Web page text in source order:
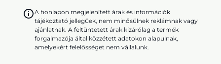
A honlapon megjelenített árak és információk
tájékoztató jellegűek, nem minősülnek reklámnak vagy
ajánlatnak. A feltüntetett árak kizárólag a termék
forgalmazója által közzétett adatokon alapulnak,
amelyekért felelősséget nem vállalunk.